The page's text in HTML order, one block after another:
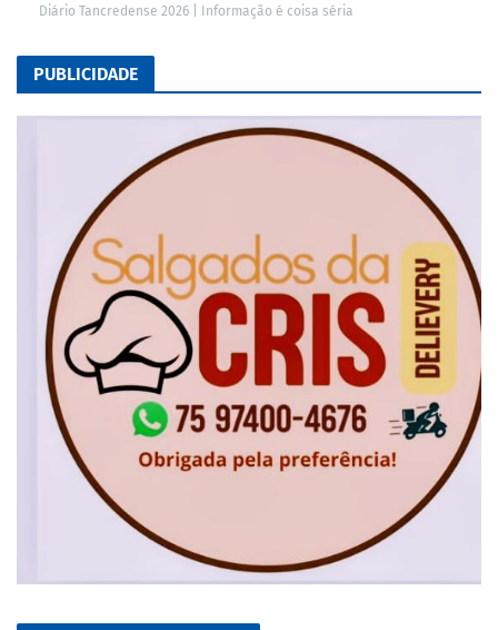
Diário Tancredense 2026 | Informação é coisa séria
PUBLICIDADE